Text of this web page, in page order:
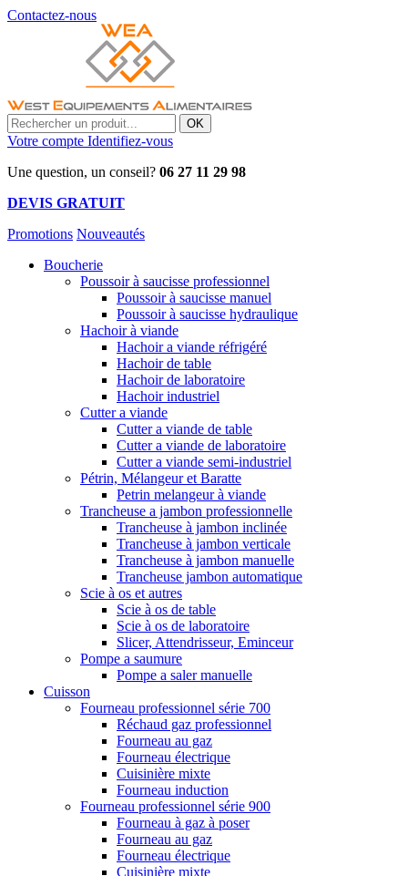
Contactez-nous
OK
Votre compte Identifiez-vous
Une question, un conseil? 06 27 11 29 98
DEVIS GRATUIT
Promotions Nouveautés
Boucherie
Poussoir à saucisse professionnel
Poussoir à saucisse manuel
Poussoir à saucisse hydraulique
Hachoir à viande
Hachoir a viande réfrigéré
Hachoir de table
Hachoir de laboratoire
Hachoir industriel
Cutter a viande
Cutter a viande de table
Cutter a viande de laboratoire
Cutter a viande semi-industriel
Pétrin, Mélangeur et Baratte
Petrin melangeur à viande
Trancheuse a jambon professionnelle
Trancheuse à jambon inclinée
Trancheuse à jambon verticale
Trancheuse à jambon manuelle
Trancheuse jambon automatique
Scie à os et autres
Scie à os de table
Scie à os de laboratoire
Slicer, Attendrisseur, Eminceur
Pompe a saumure
Pompe a saler manuelle
Cuisson
Fourneau professionnel série 700
Réchaud gaz professionnel
Fourneau au gaz
Fourneau électrique
Cuisinière mixte
Fourneau induction
Fourneau professionnel série 900
Fourneau à gaz à poser
Fourneau au gaz
Fourneau électrique
Cuisinière mixte